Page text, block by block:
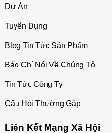
Dự Án
Tuyển Dụng
Blog Tin Tức Sản Phẩm
Báo Chí Nói Về Chúng Tôi
Tin Tức Công Ty
Câu Hỏi Thường Gặp
Liên Kết Mạng Xã Hội